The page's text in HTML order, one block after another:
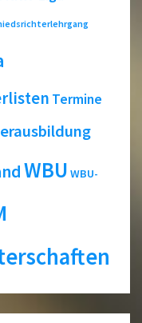
Termine
WBU WBU-